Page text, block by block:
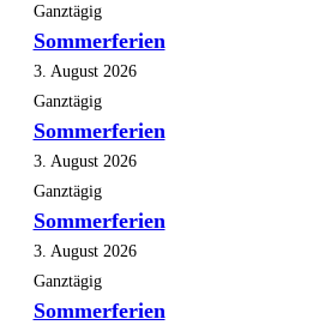
Ganztägig
Sommerferien
3. August 2026
Ganztägig
Sommerferien
3. August 2026
Ganztägig
Sommerferien
3. August 2026
Ganztägig
Sommerferien